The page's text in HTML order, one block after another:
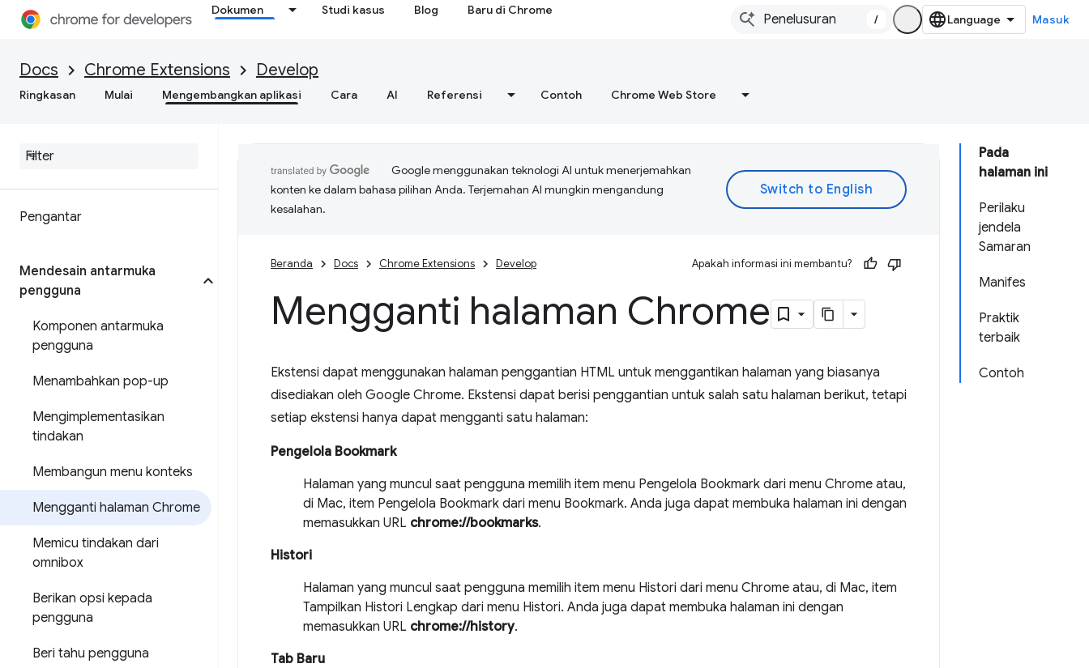
Dokumen Studi kasus Blog Baru di Chrome
/ Masuk
Docs Chrome Extensions Develop
Ringkasan Mulai Mengembangkan aplikasi Cara AI Referensi Contoh Chrome Web Store
Pengantar
Mendesain antarmuka
pengguna
Komponen antarmuka
pengguna
Menambahkan pop-up
Mengimplementasikan
tindakan
Membangun menu konteks
Mengganti halaman Chrome
Memicu tindakan dari
omnibox
Berikan opsi kepada
pengguna
Beri tahu pengguna
Pada
halaman ini
Perilaku
jendela
Samaran
Manifes
Praktik
terbaik
Contoh
Google menggunakan teknologi AI untuk menerjemahkan
konten ke dalam bahasa pilihan Anda. Terjemahan AI mungkin mengandung
kesalahan.
Beranda Docs Chrome Extensions Develop Apakah informasi ini membantu?
Mengganti halaman Chrome
Ekstensi dapat menggunakan halaman penggantian HTML untuk menggantikan halaman yang biasanya
disediakan oleh Google Chrome. Ekstensi dapat berisi penggantian untuk salah satu halaman berikut, tetapi
setiap ekstensi hanya dapat mengganti satu halaman:
Pengelola Bookmark
Halaman yang muncul saat pengguna memilih item menu Pengelola Bookmark dari menu Chrome atau,
di Mac, item Pengelola Bookmark dari menu Bookmark. Anda juga dapat membuka halaman ini dengan
memasukkan URL chrome://bookmarks.
Histori
Halaman yang muncul saat pengguna memilih item menu Histori dari menu Chrome atau, di Mac, item
Tampilkan Histori Lengkap dari menu Histori. Anda juga dapat membuka halaman ini dengan
memasukkan URL chrome://history.
Tab Baru